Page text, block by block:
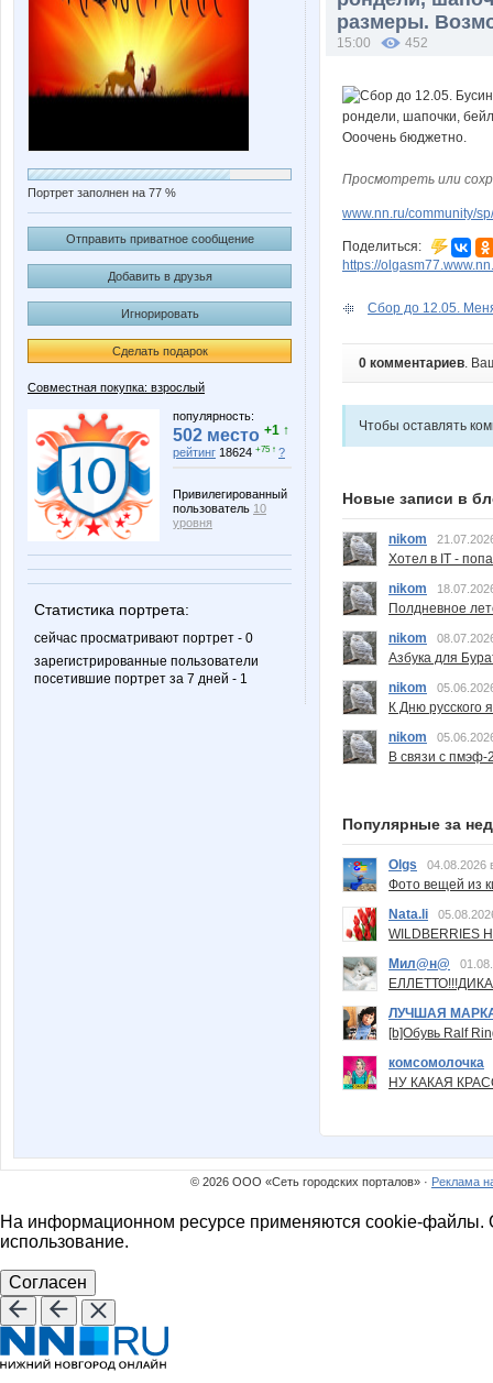
Портрет заполнен на 77 %
Отправить приватное сообщение
Добавить в друзья
Игнорировать
Сделать подарок
Совместная покупка: взрослый
популярность:
502 место +1 ↑
рейтинг 18624 +75 ↑ ?
Привилегированный
пользователь 10
уровня
Статистика портрета:
сейчас просматривают портрет - 0
зарегистрированные пользователи
посетившие портрет за 7 дней - 1
размеры.
15:00 452
Просмотреть или
www.nn.ru/community/
Поделиться:
https://
Сбор до 12.05.
0 комментариев.
Чтобы оставлять
Новые записи в
nikom
Хотел в IT -
nikom
Полдневное
nikom
Азбука для
nikom
К Дню русского
nikom
В связи с пмэф-
Популярные за
Olgs 04.08.2026
Фото вещей из
Nata.li
Мил@н@
ЛУЧШАЯ
[b]Обувь Ralf
комсомолочка
НУ КАКАЯ
© 2026 ООО «Сеть городских порталов» · Реклама
На информационном ресурсе применяются cookie-файлы.
использование.
Согласен